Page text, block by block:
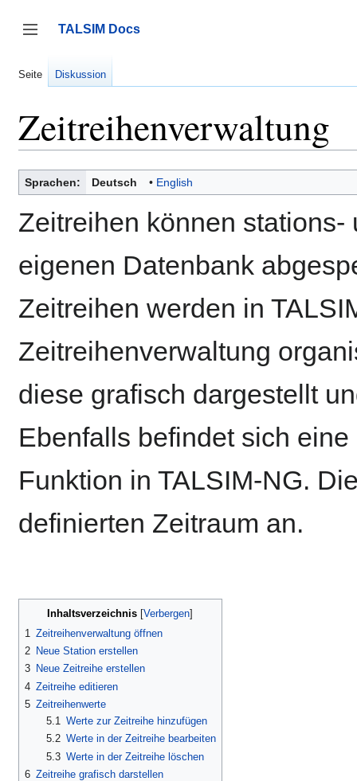
springen
Seitenleiste umschalten
TALSIM Docs
Seite Diskussion
Zeitreihenverwaltung
Sprachen: Deutsch English
Zeitreihen können
eigenen Datenbank
Zeitreihen werden in
Zeitreihenverwaltung
diese grafisch dargestellt
Ebenfalls befindet sich
Funktion in TALSIM-NG.
definierten Zeitraum an.
Inhaltsverzeichnis
1 Zeitreihenverwaltung öffnen
2 Neue Station erstellen
3 Neue Zeitreihe erstellen
4 Zeitreihe editieren
5 Zeitreihenwerte
5.1
Werte zur Zeitreihe hinzufügen
5.2 Werte in der Zeitreihe bearbeiten
5.3 Werte in der Zeitreihe löschen
6 Zeitreihe grafisch darstellen